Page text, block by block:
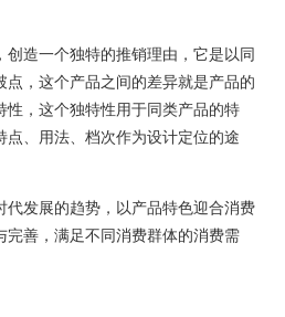
造一个独特的推销理由，它是以同
，这个产品之间的差异就是产品的
，这个独特性用于同类产品的特
、用法、档次作为设计定位的途
代发展的趋势，以产品特色迎合消费
善，满足不同消费群体的消费需